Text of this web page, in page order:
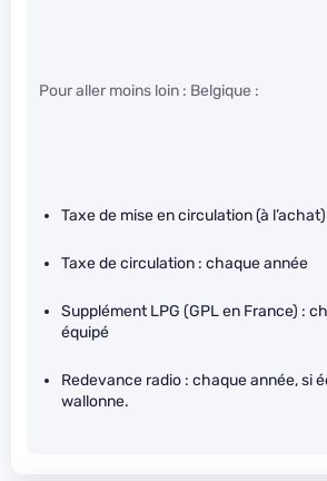
Pour aller moins loin : Belgique :
Taxe de mise en circulation (à l’achat)
Taxe de circulation : chaque année
Supplément LPG (GPL en France) :
équipé
Redevance radio : chaque année, si
wallonne.